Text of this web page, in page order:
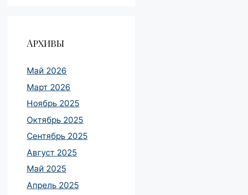
Архивы
Май 2026
Март 2026
Ноябрь 2025
Октябрь 2025
Сентябрь 2025
Август 2025
Май 2025
Апрель 2025